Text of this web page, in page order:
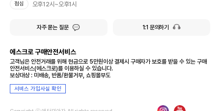
점심 오후12시~오후1시
자주 묻는 질문 1:1 문의하기
에스크로 구매안전서비스
고객님은 안전거래를 위해 현금으로 5만원이상 결제시 구매자가 보호를 받을 수 있는 구매
안전서비스(에스크로)를 이용하실 수 있습니다.
보상대상 : 미배송, 반품/환불거부, 쇼핑몰부도
서비스 가입사실 확인